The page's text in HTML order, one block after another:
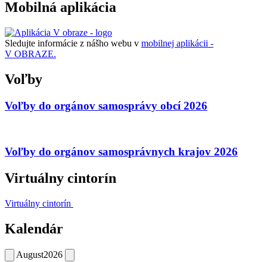
Mobilná aplikácia
Sledujte informácie z nášho webu v mobilnej aplikácii -
V OBRAZE.
Voľby
Voľby do orgánov samosprávy obcí 2026
Voľby do orgánov samosprávnych krajov 2026
Virtuálny cintorín
Virtuálny cintorín
Kalendár
August2026